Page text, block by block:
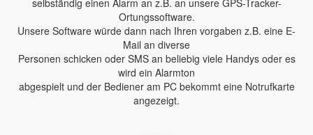
Ortungssoftware.
Unsere Software würde dann nach Ihren vorgaben z.B. eine E-
Mail an diverse
Personen schicken oder SMS an beliebig viele Handys oder es
wird ein Alarmton
abgespielt und der Bediener am PC bekommt eine Notrufkarte
angezeigt.